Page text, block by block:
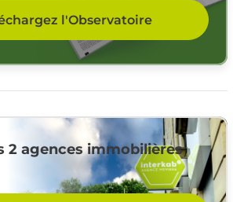
l'Observatoire
2 agences immobilières